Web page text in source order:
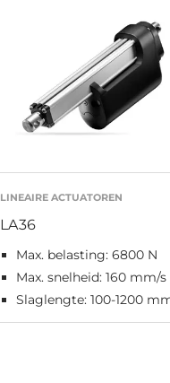
LINEAIRE ACTUATOREN
LA36
Max. belasting: 6800 N
Max. snelheid: 160 mm/s
Slaglengte: 100-1200